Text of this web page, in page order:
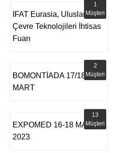
IFAT Eurasia, Uluslararası
Çevre Teknolojileri İhtisas
Fuarı
1
Müşteri
BOMONTİADA 17/18
MART
2
Müşteri
EXPOMED 16-18 MART
2023
13
Müşteri